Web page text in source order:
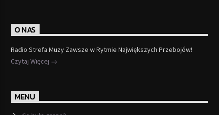
O NAS
Radio Strefa Muzy Zawsze w Rytmie Największych Przebojów!
Czytaj Więcej
MENU